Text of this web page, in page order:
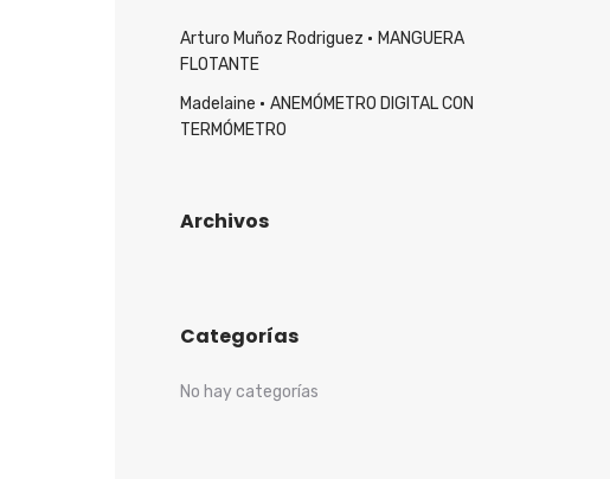
Arturo Muñoz Rodriguez
MANGUERA
FLOTANTE
Madelaine
ANEMÓMETRO DIGITAL CON
TERMÓMETRO
Archivos
Categorías
No hay categorías